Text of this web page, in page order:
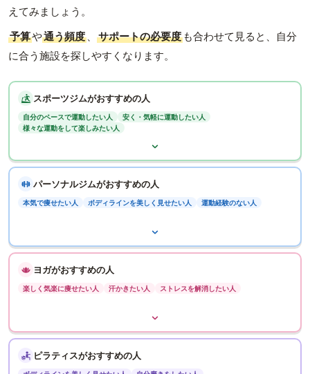
えてみましょう。
予算や通う頻度 、 サポートの必要度 も合わせて見ると、自分
に合う施設を探しやすくなります。
スポーツジムがおすすめの人
自分のペースで運動したい人
安く・気軽に運動したい人
様々な運動をして楽しみたい人
パーソナルジムがおすすめの人
本気で痩せたい人 ボディラインを美しく見せたい人 運動経験のない人
ヨガがおすすめの人
楽しく気楽に痩せたい人 汗かきたい人 ストレスを解消したい人
ピラティスがおすすめの人